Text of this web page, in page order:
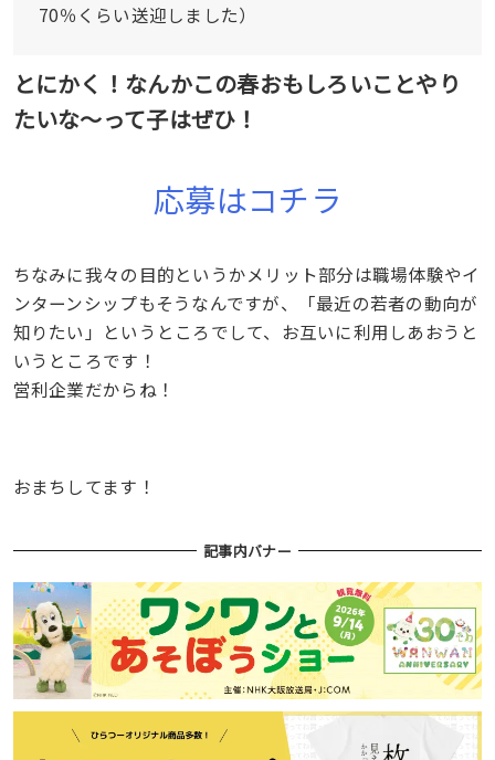
70％くらい送迎しました）
とにかく！なんかこの春おもしろいことやり
たいな〜って子はぜひ！
応募はコチラ
ちなみに我々の目的というかメリット部分は職場体験やイ
ンターンシップもそうなんですが、「最近の若者の動向が
知りたい」というところでして、お互いに利用しあおうと
いうところです！
営利企業だからね！
おまちしてます！
記事内バナー